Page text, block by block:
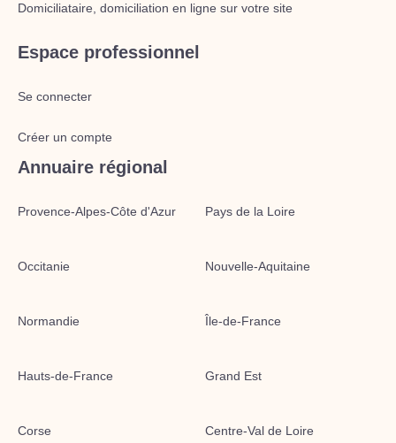
Domiciliataire, domiciliation en ligne sur votre site
Espace professionnel
Se connecter
Créer un compte
Annuaire régional
Provence-Alpes-Côte d'Azur Pays de la Loire
Occitanie Nouvelle-Aquitaine
Normandie Île-de-France
Hauts-de-France Grand Est
Corse Centre-Val de Loire